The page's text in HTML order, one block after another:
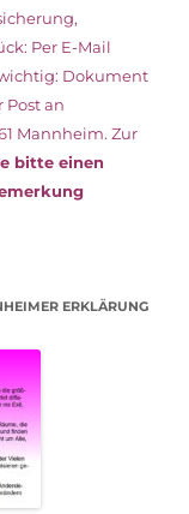
Per E-Mail
Dokument
Post an
Mannheim. Zur
bitte einen
ERKLÄRUNG